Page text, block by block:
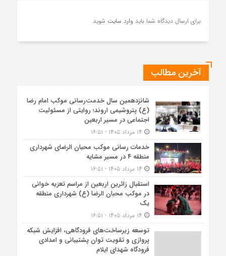
برای ارسال دیدگاه شما باید وارد سایت شوید.
آخرین مطالب
شانزدهمین سال خدمت‌رسانی موکب امام رضا
(ع) پتروشیمی اروند؛ روایتی از مسئولیت
اجتماعی در مسیر اربعین
خدمات رسانی موکب محبان الرضای شهرداری
منطقه ۴ در مسیر مشایه
استقبال زائرین اربعین از مراسم تعزیه خوانی
در موکب محبان الرضا (ع) شهرداری منطقه
یک
توسعه زیرساخت‌های فرودگاهی، افزایش شبکه
پروازی و تقویت توان پشتیبانی و امدادی
فرودگاه شهدای ایلام